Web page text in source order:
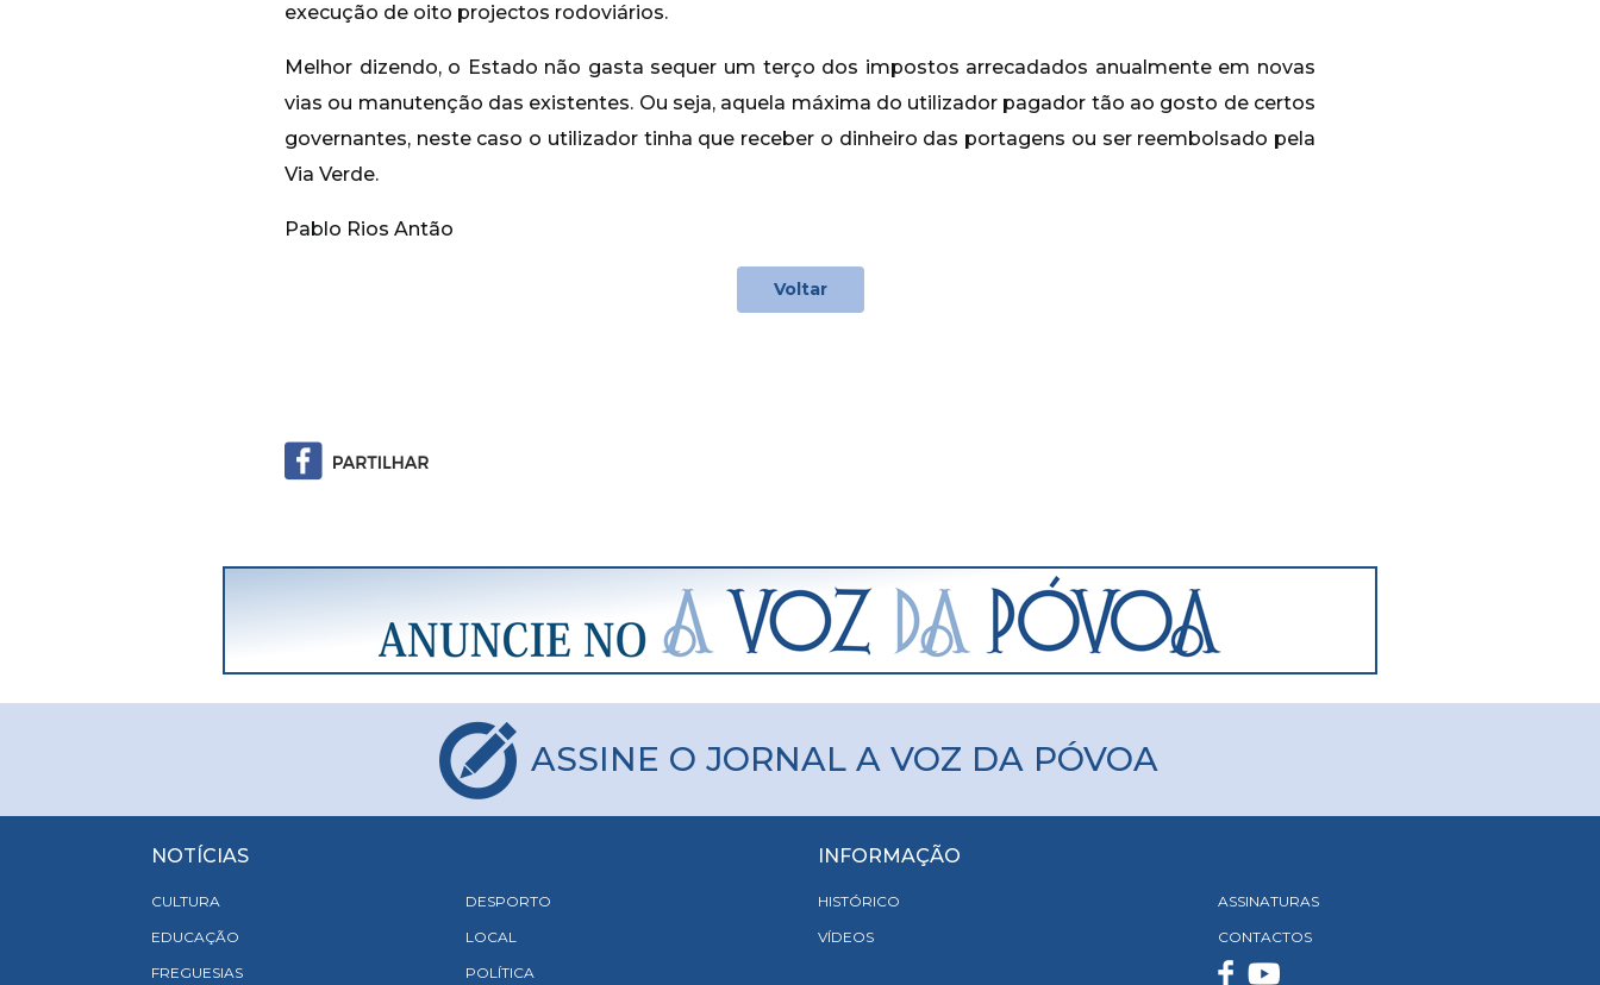
execução de oito projectos rodoviários.
Melhor dizendo, o Estado não gasta sequer um terço dos impostos arrecadados anualmente em novas
vias ou manutenção das existentes. Ou seja, aquela máxima do utilizador pagador tão ao gosto de certos
governantes, neste caso o utilizador tinha que receber o dinheiro das portagens ou ser reembolsado pela
Via Verde.
Pablo Rios Antão
Voltar
ASSINE O JORNAL A VOZ DA PÓVOA
NOTÍCIAS
CULTURA
DESPORTO
EDUCAÇÃO
LOCAL
FREGUESIAS
POLÍTICA
INFORMAÇÃO
HISTÓRICO
VÍDEOS
ASSINATURAS
CONTACTOS